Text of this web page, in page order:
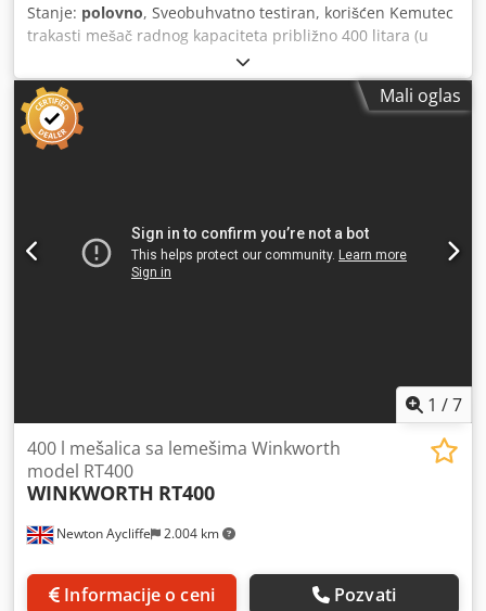
Stanje: polovno, Sveobuhvatno testiran, korišćen Kemutec
trakasti mešač radnog kapaciteta približno 400 litara (u
zavisnosti od proizvoda), od nerđajućeg čelika 316. Korito
dimenzija približno 1680 mm dužine x 580 mm širine x 700
mm dubine. Opremljen jednostranom prekinutom trakom
od nerđajućeg čelika koju pokreće motor od 5,5 kW sa
menjačem. Jedinica uključuje poklopac od nerđajućeg
Snaga motora: 7,4 KS Dužina: 1680 mm Plašt: Ne
Mali oglas
1 /7
Newton Aycliffe 2.004 km
400 l mešalica sa lemešima Winkworth
model RT400
WINKWORTH RT400
Informacije o ceni Pozvati